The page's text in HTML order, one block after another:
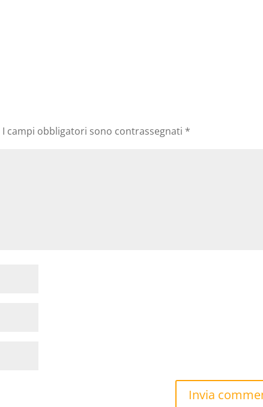
I campi obbligatori sono contrassegnati *